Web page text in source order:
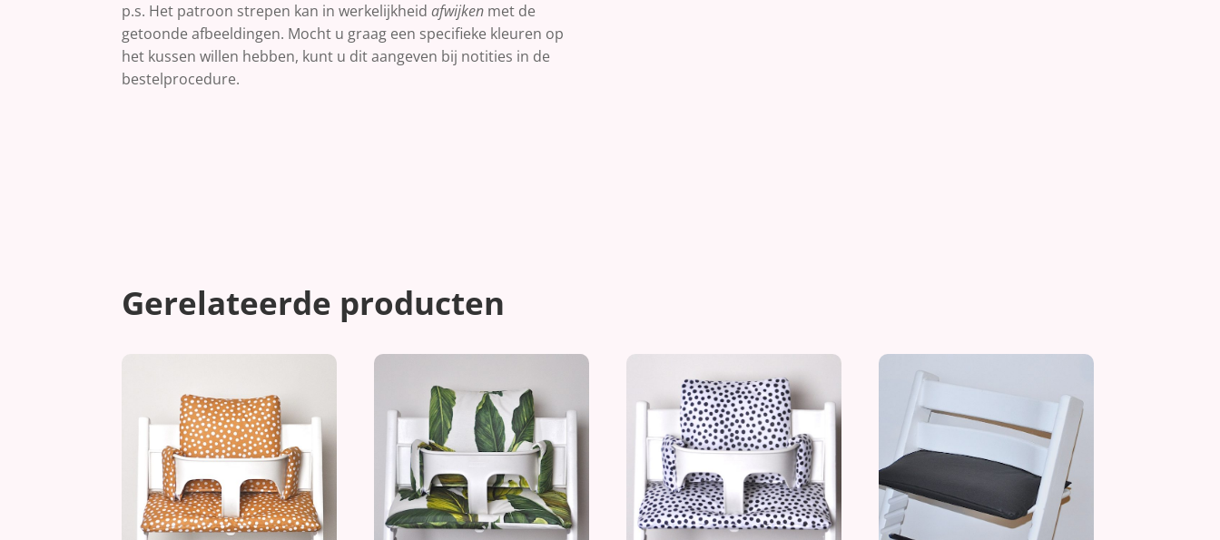
p.s. Het patroon strepen kan in werkelijkheidafwijken met de
getoonde afbeeldingen. Mocht u graag een specifieke kleuren op
het kussen willen hebben, kunt u dit aangeven bij notities in de
bestelprocedure.
Gerelateerde producten